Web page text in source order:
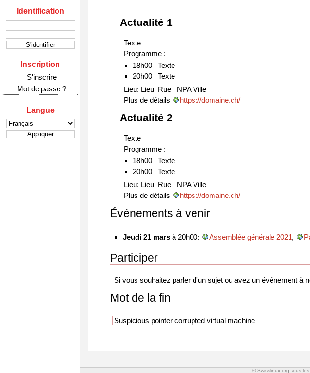
Identification
Inscription
S'inscrire
Mot de passe ?
Langue
Actualité 1
Texte
Programme :
18h00 : Texte
20h00 : Texte
Lieu: Lieu, Rue , NPA Ville
Plus de détails
https://domaine.ch/
Actualité 2
Texte
Programme :
18h00 : Texte
20h00 : Texte
Lieu: Lieu, Rue , NPA Ville
Plus de détails
https://domaine.ch/
Événements à venir
Jeudi 21 marsà 20h00: Assemblée générale 2021,
Participer
Si vous souhaitez parler d'un sujet ou avez un événement à
Mot de la fin
Suspicious pointer corrupted virtual machine
© Swisslinux.org sous